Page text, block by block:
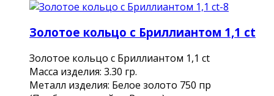
Золотое кольцо с Бриллиантом 1,1 ct
Золотое кольцо с Бриллиантом 1,1 ct
Масса изделия: 3.30 гр.
Металл изделия: Белое золото 750 пр